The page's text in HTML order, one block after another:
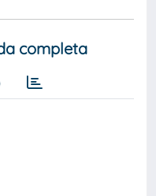
completa